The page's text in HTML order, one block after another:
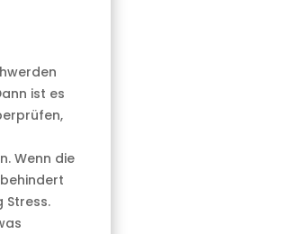
ist es
Wenn die
Stress.